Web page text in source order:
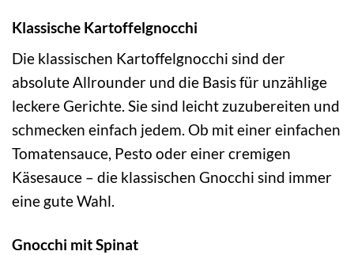
Klassische Kartoffelgnocchi
Die klassischen Kartoffelgnocchi sind der
absolute Allrounder und die Basis für unzählige
leckere Gerichte. Sie sind leicht zuzubereiten und
schmecken einfach jedem. Ob mit einer einfachen
Tomatensauce, Pesto oder einer cremigen
Käsesauce – die klassischen Gnocchi sind immer
eine gute Wahl.
Gnocchi mit Spinat